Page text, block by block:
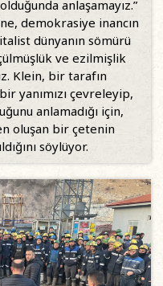
anlaşamayız.”
demokrasiye inancın
dünyanın sömürü
ve ezilmişlik
Klein, bir tarafın
yanımızı çevreleyip,
anlamadığı için,
oluşan bir çetenin
söylüyor.